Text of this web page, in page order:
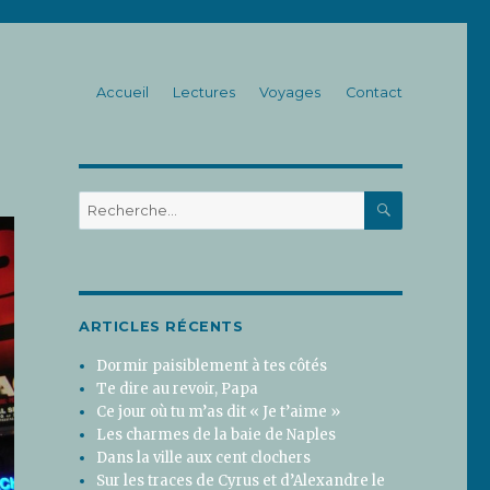
Accueil Lectures Voyages Contact
Recherche
pour
ARTICLES RÉCENTS
Dormir paisiblement à tes côtés
Te dire au revoir, Papa
Ce jour où tu m’as dit « Je t’aime »
Les charmes de la baie de Naples
Dans la ville aux cent clochers
Sur les traces de Cyrus et d’Alexandre le